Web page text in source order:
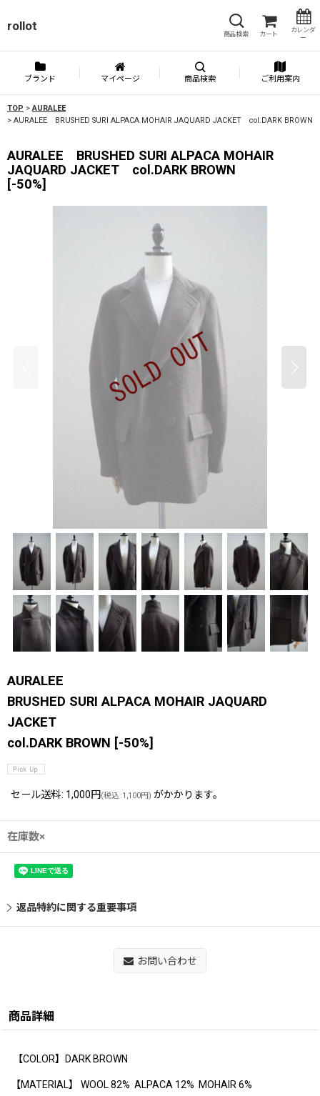
rollot
商品検索 カート
カレンダ
ー
ブランド マイページ 商品検索 ご利用案内
TOP > AURALEE
> AURALEE BRUSHED SURI ALPACA MOHAIR JAQUARD JACKET col.DARK BROWN
AURALEE BRUSHED SURI ALPACA MOHAIR
JAQUARD JACKET col.DARK BROWN
[-50%]
AURALEE
BRUSHED SURI ALPACA MOHAIR JAQUARD
JACKET
col.DARK BROWN [-50%]
セール送料: 1,000円 (税込 :1,100円) がかかります。
在庫数×
返品特約に関する重要事項
お問い合わせ
商品詳細
【COLOR】DARK BROWN
【MATERIAL】 WOOL 82% ALPACA 12% MOHAIR 6%